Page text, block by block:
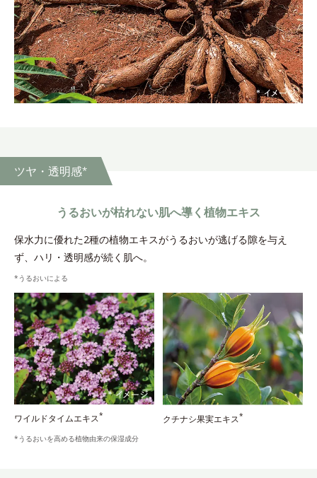
うるおいが枯れない肌へ導く 植物エキス
保水力に優れた2種の植物エキスがうるおいが逃げる隙を与え
ず、ハリ・透明感が続く肌へ。
ツヤ・透明感*
*うるおいによる
ワイルドタイムエキス* クチナシ果実エキス*
*うるおいを高める植物由来の保湿成分